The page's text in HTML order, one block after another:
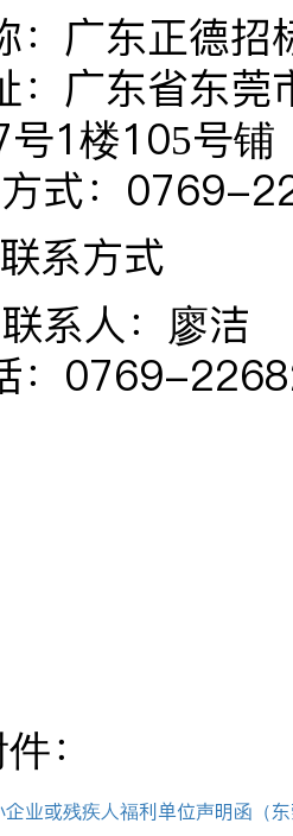
广东正德招
广东省东莞
1楼105号铺
式： 0769-
系方式
系人： 廖洁
0769-
：
业或残疾人福利单位声明函（